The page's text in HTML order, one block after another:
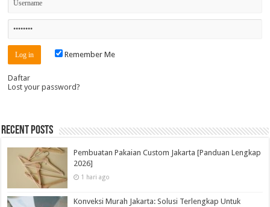
Remember Me
Daftar
Lost your password?
Recent Posts
Pembuatan Pakaian Custom Jakarta [Panduan Lengkap
2026]
1 hari ago
Konveksi Murah Jakarta: Solusi Terlengkap Untuk